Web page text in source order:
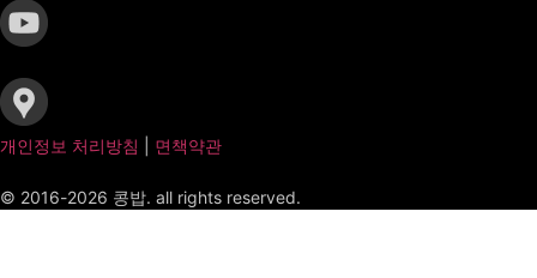
개인정보 처리방침 면책약관
© 2016-2026 콩밥. all rights reserved.